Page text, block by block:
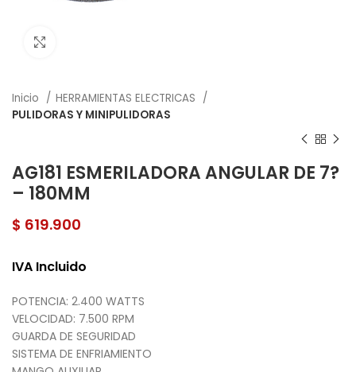
Inicio
HERRAMIENTAS ELECTRICAS
PULIDORAS Y MINIPULIDORAS
AG181 ESMERILADORA ANGULAR DE 7?
– 180MM
$ 619.900
IVA Incluido
POTENCIA: 2.400 WATTS
VELOCIDAD: 7.500 RPM
GUARDA DE SEGURIDAD
SISTEMA DE ENFRIAMIENTO